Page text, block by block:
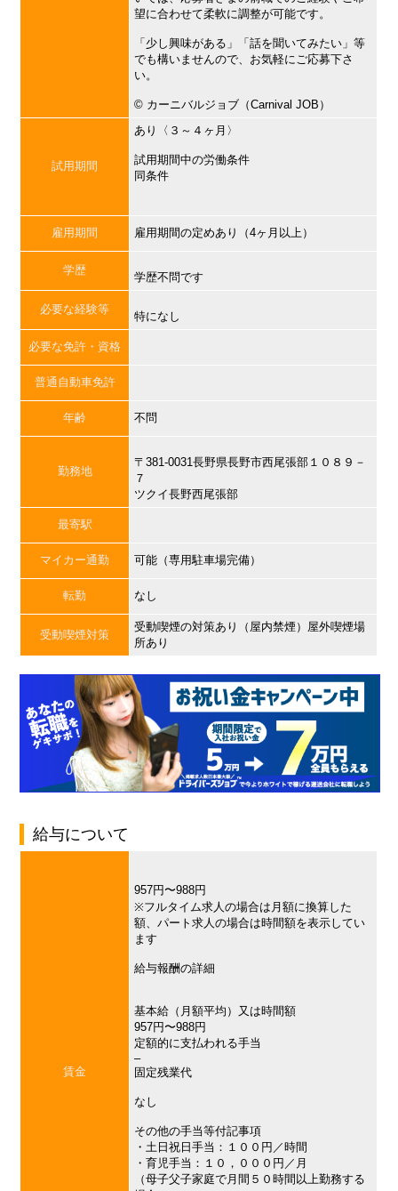
望に合わせて柔軟に調整が可能です。
「少し興味がある」「話を聞いてみたい」等
でも構いませんので、お気軽にご応募下さ
い。
©︎ カーニバルジョブ（Carnival JOB）
試用期間
あり〈３～４ヶ月〉
試用期間中の労働条件
同条件
雇用期間 雇用期間の定めあり（4ヶ月以上）
学歴
学歴不問です
必要な経験等
特になし
必要な免許・資格
普通自動車免許
年齢 不問
勤務地
〒381-0031長野県長野市西尾張部１０８９－
７
ツクイ長野西尾張部
最寄駅
マイカー通勤 可能（専用駐車場完備）
転勤 なし
受動喫煙対策
受動喫煙の対策あり（屋内禁煙）屋外喫煙場
所あり
給与について
賃金
957円〜988円
※フルタイム求人の場合は月額に換算した
額、パート求人の場合は時間額を表示してい
ます
給与報酬の詳細
基本給（月額平均）又は時間額
957円〜988円
定額的に支払われる手当
–
固定残業代
なし
その他の手当等付記事項
・土日祝日手当：１００円／時間
・育児手当：１０，０００円／月
（母子父子家庭で月間５０時間以上勤務する